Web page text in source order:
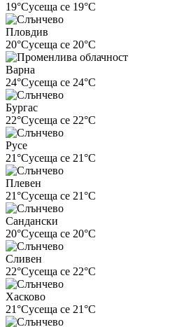
19°Cусеща се 19°C
Пловдив
20°Cусеща се 20°C
Варна
24°Cусеща се 24°C
Бургас
22°Cусеща се 22°C
Русе
21°Cусеща се 21°C
Плевен
21°Cусеща се 21°C
Сандански
20°Cусеща се 20°C
Сливен
22°Cусеща се 22°C
Хасково
21°Cусеща се 21°C